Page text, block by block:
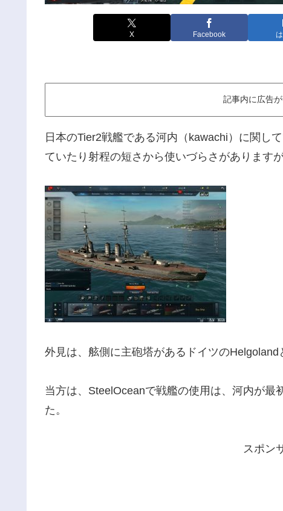
X Facebook
記事内に広告が
日本のTier2戦艦である河内（kawachi）に関し
ていたり射程の短さから使いづらさがあります
外見は、舷側に主砲塔があるドイツのHelgoland
当方は、SteelOceanで戦艦の使用は、河内が最
た。
スポン